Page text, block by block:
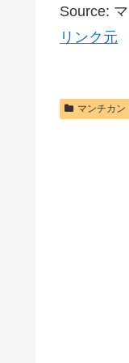
Source:
リンク元
マンチカン